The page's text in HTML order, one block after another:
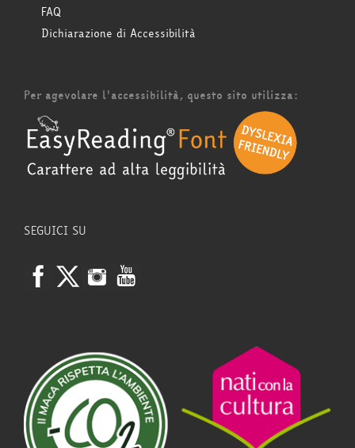
FAQ
Dichiarazione di Accessibilità
Per agevolare l'accessibilità, questo sito utilizza:
SEGUICI SU